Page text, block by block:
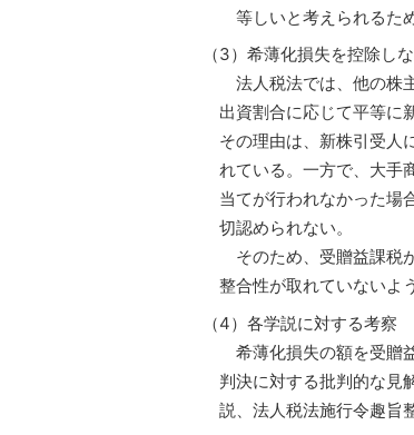
等しいと考えられるた
（3）希薄化損失を控除し
法人税法では、他の株
出資割合に応じて平等に
その理由は、新株引受人
れている。一方で、大手
当てが行われなかった場
切認められない。
そのため、受贈益課税
整合性が取れていないよ
（4）各学説に対する考察
希薄化損失の額を受贈
判決に対する批判的な見
説、法人税法施行令趣旨